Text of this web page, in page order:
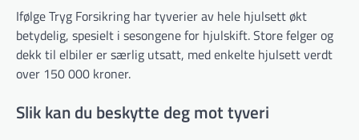
Ifølge Tryg Forsikring har tyverier av hele hjulsett økt
betydelig, spesielt i sesongene for hjulskift. Store felger og
dekk til elbiler er særlig utsatt, med enkelte hjulsett verdt
over 150 000 kroner.
Slik kan du beskytte deg mot tyveri